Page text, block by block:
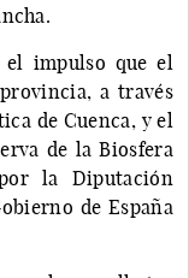
el impulso que el
a través
de Cuenca, y el
de la Biosfera
la Diputación
de España